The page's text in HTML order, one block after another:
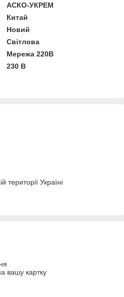
АСКО-УКРЕМ
Китай
Новий
Світлова
Мережа 220В
230 В
території Україні
вашу картку